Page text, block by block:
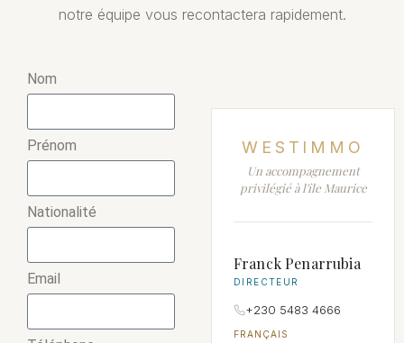
notre équipe vous recontactera rapidement.
Nom
Prénom
Nationalité
Email
WESTIMMO
Un accompagnement
privilégié à l'île Maurice
Franck Penarrubia
DIRECTEUR
+230 5483 4666
FRANÇAIS